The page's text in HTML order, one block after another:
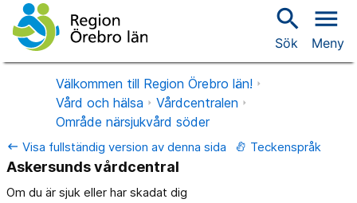
search
Sök
menu
Meny
Välkommen till Region Örebro län!
Vård och hälsa
Vårdcentralen
Område närsjukvård söder
keyboard_backspace Visa fullständig version av denna sida Teckenspråk
Askersunds vårdcentral
Om du är sjuk eller har skadat dig